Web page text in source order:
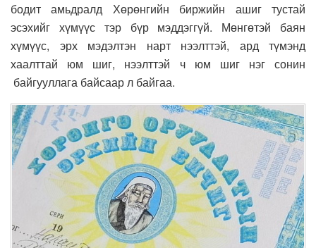
бодит амьдралд Хөрөнгийн биржийн ашиг тустай
эсэхийг хүмүүс тэр бүр мэддэггүй. Мөнгөтэй баян
хүмүүс, эрх мэдэлтэн нарт нээлттэй, ард түмэнд
хаалттай юм шиг, нээлттэй ч юм шиг нэг сонин
байгууллага байсаар л байгаа.